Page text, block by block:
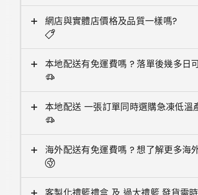
網店與實體店價格及品質一樣嗎?
本地配送有免運費嗎 ? 落單後幾多日
本地配送 一張訂單同時選購急凍低溫
海外配送有免運費嗎 ? 想了解更多海